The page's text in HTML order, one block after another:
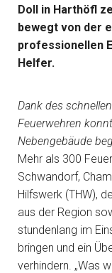
Doll in Harthöfl
bewegt von der
professionellen
Helfer.
Dank des
Feuerwehren
Nebengebäude
Mehr als 300
Schwandorf,
Hilfswerk (THW),
aus der Region
stundenlang im
bringen und ein
verhindern. „Was